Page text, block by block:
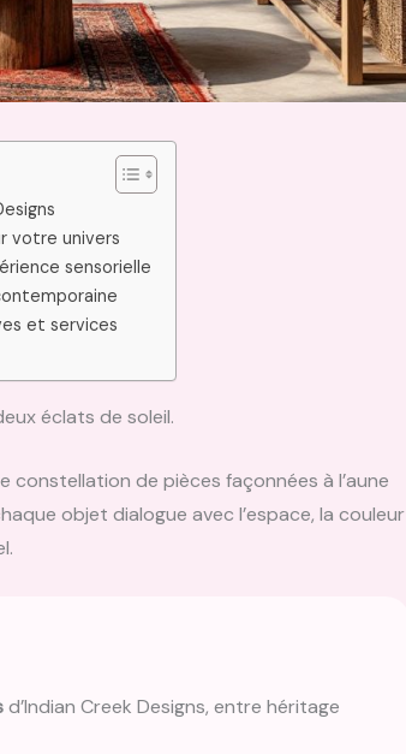
votre univers
sensorielle
et services
éclats de soleil.
constellation de pièces façonnées à l’aune
objet dialogue avec l’espace, la couleur
d’Indian Creek Designs, entre héritage